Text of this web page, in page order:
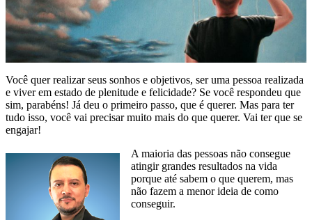
Você quer realizar seus sonhos e objetivos, ser uma pessoa realizada
e viver em estado de plenitude e felicidade? Se você respondeu que
sim, parabéns! Já deu o primeiro passo, que é querer. Mas para ter
tudo isso, você vai precisar muito mais do que querer. Vai ter que se
engajar!
A maioria das pessoas não consegue
atingir grandes resultados na vida
porque até sabem o que querem, mas
não fazem a menor ideia de como
conseguir.